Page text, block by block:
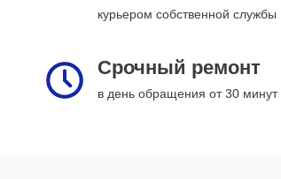
курьером собственной службы
Срочный ремонт
в день обращения от 30 минут